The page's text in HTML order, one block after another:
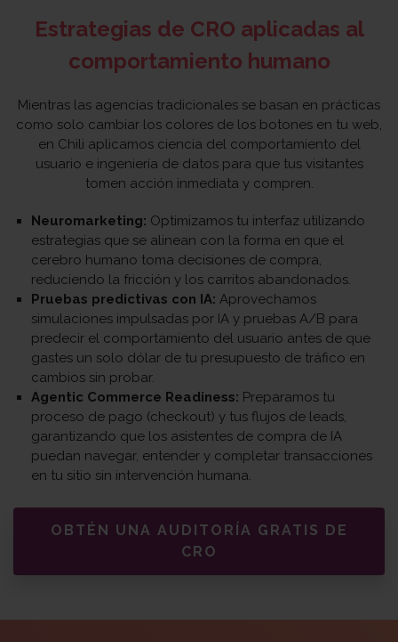
Estrategias de CRO aplicadas al
comportamiento humano
Mientras las agencias tradicionales se basan en prácticas
como solo cambiar los colores de los botones en tu web,
en Chili aplicamos ciencia del comportamiento del
usuario e ingeniería de datos para que tus visitantes
tomen acción inmediata y compren.
Neuromarketing: Optimizamos tu interfaz utilizando
estrategias que se alinean con la forma en que el
cerebro humano toma decisiones de compra,
reduciendo la fricción y los carritos abandonados.
Pruebas predictivas con IA: Aprovechamos
simulaciones impulsadas por IA y pruebas A/B para
predecir el comportamiento del usuario antes de que
gastes un solo dólar de tu presupuesto de tráfico en
cambios sin probar.
Agentic Commerce Readiness: Preparamos tu
proceso de pago (checkout) y tus flujos de leads,
garantizando que los asistentes de compra de IA
puedan navegar, entender y completar transacciones
en tu sitio sin intervención humana.
OBTÉN UNA AUDITORÍA GRATIS DE
CRO